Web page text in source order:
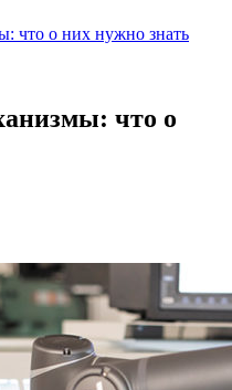
что о них нужно знать
что о